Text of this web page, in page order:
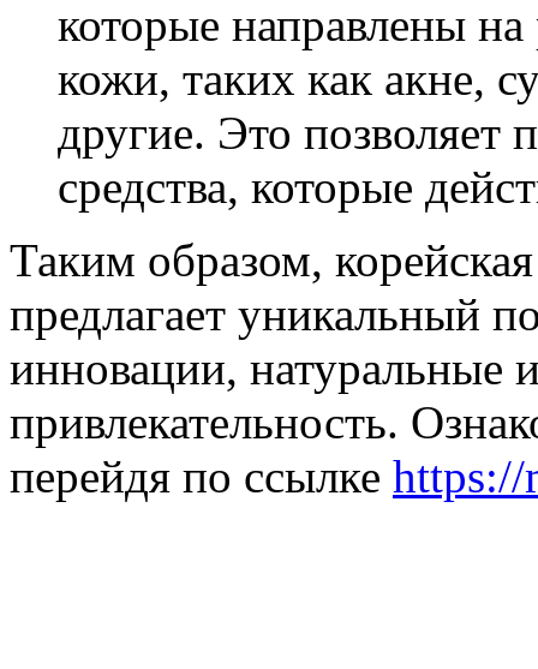
которые направлены
кожи, таких как акне,
другие. Это позволяет
средства, которые
Таким образом,
предлагает уникальный
инновации, натуральные
привлекательность.
перейдя по ссылке https://